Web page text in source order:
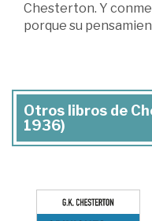
Chesterton. Y
porque su
Otros libros de
1936)